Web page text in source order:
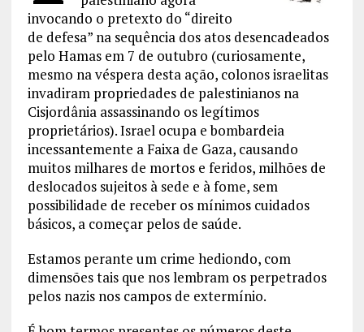
invocando o pretexto do “direito
de defesa” na sequência dos atos desencadeados
pelo Hamas em 7 de outubro (curiosamente,
mesmo na véspera desta ação, colonos israelitas
invadiram propriedades de palestinianos na
Cisjordânia assassinando os legítimos
proprietários). Israel ocupa e bombardeia
incessantemente a Faixa de Gaza, causando
muitos milhares de mortos e feridos, milhões de
deslocados sujeitos à sede e à fome, sem
possibilidade de receber os mínimos cuidados
básicos, a começar pelos de saúde.
Estamos perante um crime hediondo, com
dimensões tais que nos lembram os perpetrados
pelos nazis nos campos de extermínio.